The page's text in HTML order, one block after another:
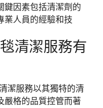
鍵因素包括清潔劑的
業人員的經驗和技
清潔服務有
潔服務以其獨特的清
嚴格的品質控管而著